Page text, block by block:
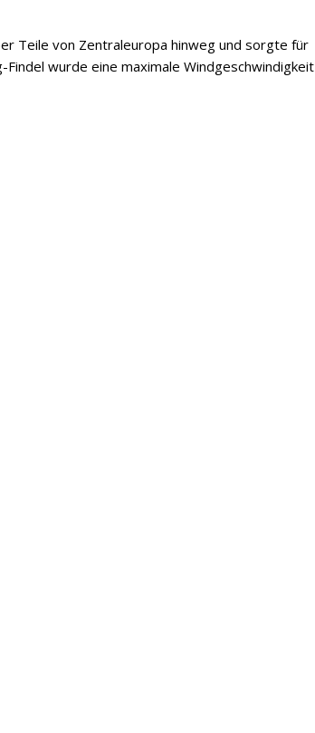
Teile von Zentraleuropa hinweg und sorgte für
wurde eine maximale Windgeschwindigkeit